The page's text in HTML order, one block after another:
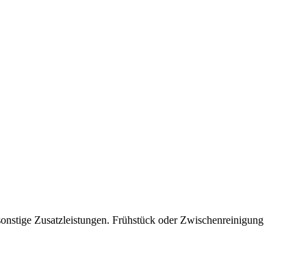
Zusatzleistungen. Frühstück oder Zwischenreinigung